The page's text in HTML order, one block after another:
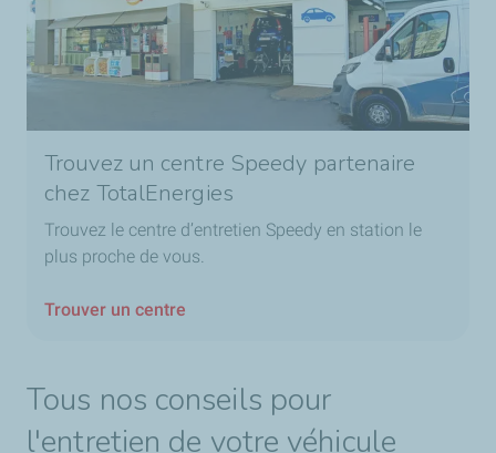
Trouvez un centre Speedy partenaire
chez TotalEnergies
Trouvez le centre d’entretien Speedy en station le
plus proche de vous.
Trouver un centre
Tous nos conseils pour
l'entretien de votre véhicule